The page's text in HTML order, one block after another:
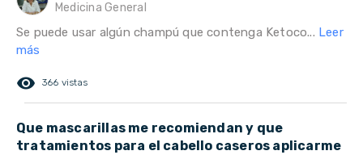
Medicina General
Se puede usar algún champú que contenga Ketoco... Leer
más
remove_red_eye 366 vistas
Que mascarillas me recomiendan y que
tratamientos para el cabello caseros aplicarme